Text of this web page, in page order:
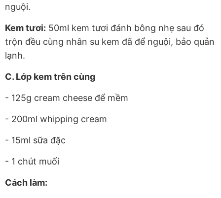
nguội.
Kem tươi: 50ml kem tươi đánh bông nhẹ sau đó
trộn đều cùng nhân su kem đã để nguội, bảo quản
lạnh.
C. Lớp kem trên cùng
- 125g cream cheese để mềm
- 200ml whipping cream
- 15ml sữa đặc
- 1 chút muối
Cách làm: